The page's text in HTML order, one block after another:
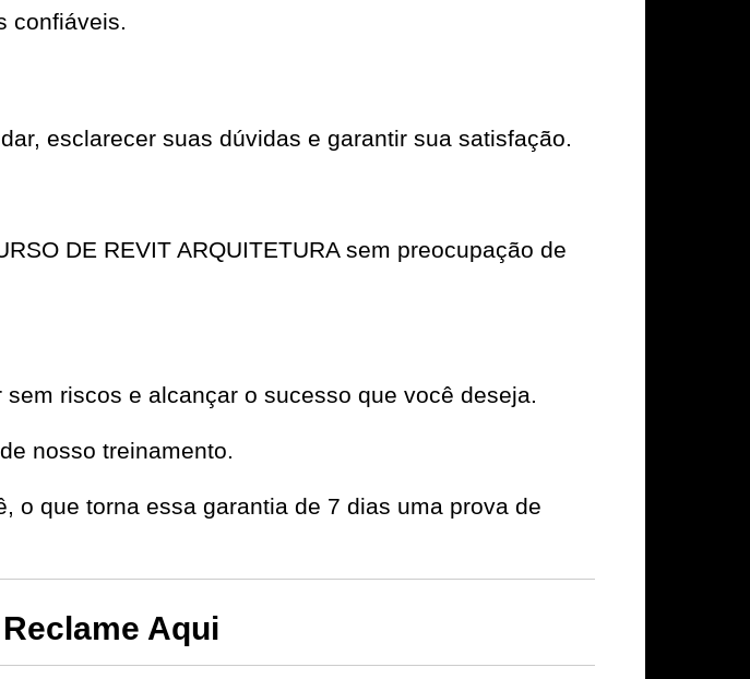
confiáveis.
esclarecer suas dúvidas e garantir sua satisfação.
DE REVIT ARQUITETURA sem preocupação de
riscos e alcançar o sucesso que você deseja.
nosso treinamento.
o que torna essa garantia de 7 dias uma prova de
Aqui